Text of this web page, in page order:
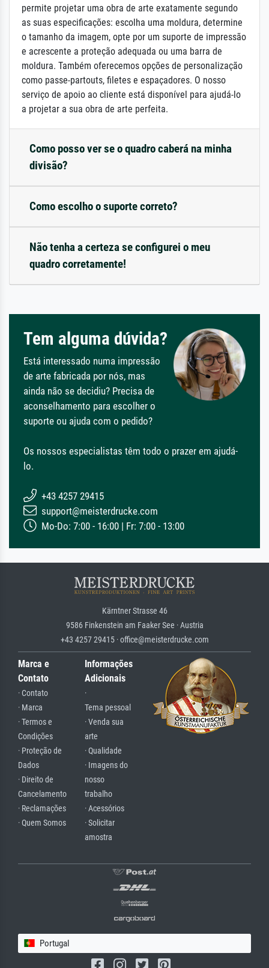
permite projetar uma obra de arte exatamente segundo
as suas especificações: escolha uma moldura, determine
o tamanho da imagem, opte por um suporte de impressão
e acrescente a proteção adequada ou uma barra de
moldura. Também oferecemos opções de personalização
como passe-partouts, filetes e espaçadores. O nosso
serviço de apoio ao cliente está disponível para ajudá-lo
a projetar a sua obra de arte perfeita.
Como posso ver se o quadro caberá na minha
divisão?
Como escolho o suporte correto?
Não tenha a certeza se configurei o meu
quadro corretamente!
Tem alguma dúvida?
Está interessado numa impressão
de arte fabricada por nós, mas
ainda não se decidiu? Precisa de
aconselhamento para escolher o
suporte ou ajuda com o pedido?
Os nossos especialistas têm todo o prazer em ajudá-
lo.
+43 4257 29415
support@meisterdrucke.com
Mo-Do: 7:00 - 16:00 | Fr: 7:00 - 13:00
Kärntner Strasse 46
9586 Finkenstein am Faaker See · Austria
+43 4257 29415 · office@meisterdrucke.com
Marca e
Contato
· Contato
· Marca
· Termos e
Condições
· Proteção de
Dados
· Direito de
Cancelamento
· Reclamações
· Quem Somos
Informações
Adicionais
·
Tema pessoal
· Venda sua
arte
· Qualidade
· Imagens do
nosso
trabalho
· Acessórios
· Solicitar
amostra
Portugal